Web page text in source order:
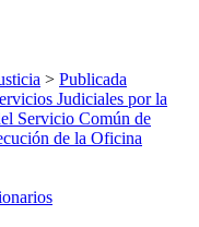
> Publicada
Judiciales por la
Servicio Común de
de la Oficina